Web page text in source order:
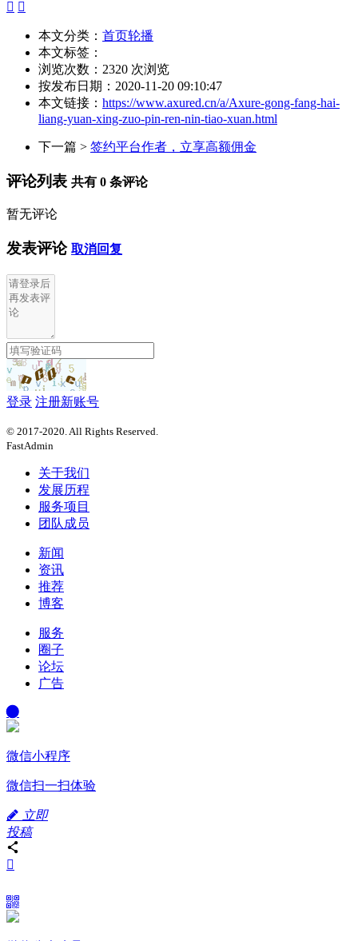
本文分类： 首页轮播
本文标签：
浏览次数： 2320 次浏览
按发布日期：2020-11-20 09:10:47
本文链接： https://www.axured.cn/a/Axure-gong-fang-hai-
liang-yuan-xing-zuo-pin-ren-nin-tiao-xuan.html
下一篇 > 签约平台作者，立享高额佣金
评论列表 共有 0 条评论
暂无评论
发表评论 取消回复
登录 注册新账号
© 2017-2020. All Rights Reserved.
FastAdmin
关于我们
发展历程
服务项目
团队成员
新闻
资讯
推荐
博客
服务
圈子
论坛
广告
微信小程序
微信扫一扫体验
立即
投稿